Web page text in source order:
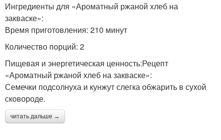
Ингредиенты для «Ароматный ржаной хлеб на
закваске»:
Время приготовления: 210 минут
Количество порций: 2
Пищевая и энергетическая ценность:Рецепт
«Ароматный ржаной хлеб на закваске»:
Семечки подсолнуха и кунжут слегка обжарить в сухой
сковороде.
читать дальше →